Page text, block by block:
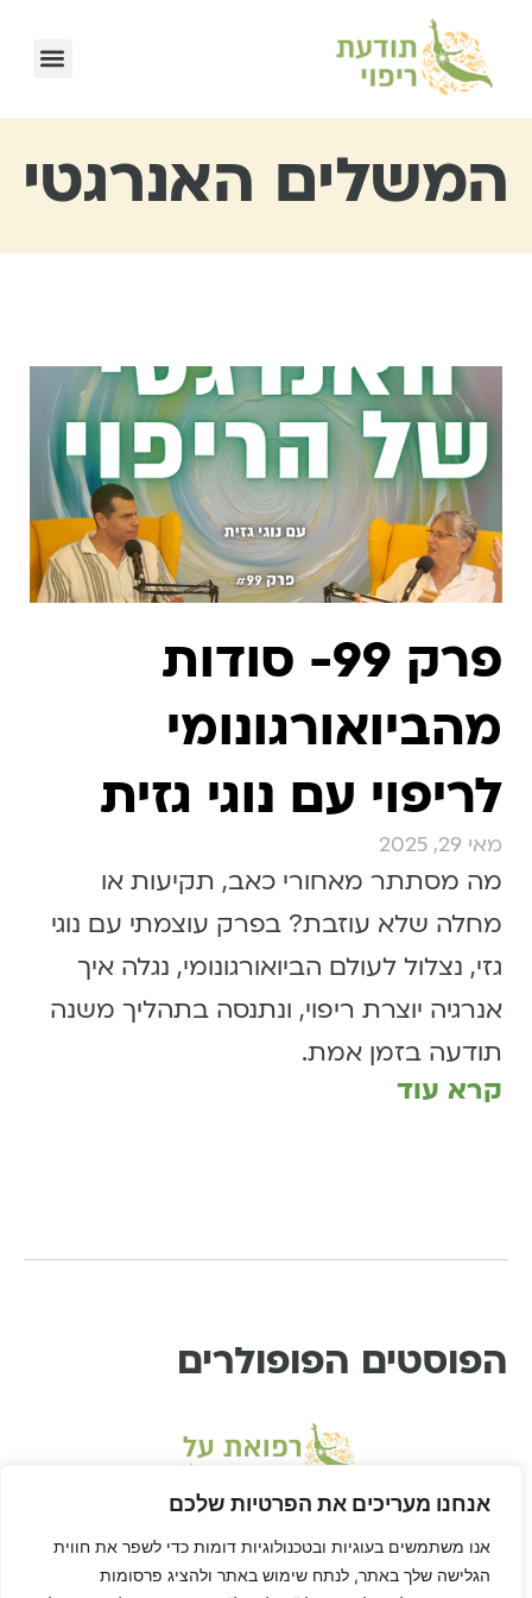
אנחנו מעריכים את הפרטיות שלכם
אנו משתמשים בעוגיות ובטכנולוגיות דומות כדי לשפר את חווית
הגלישה שלך באתר, לנתח שימוש באתר ולהציג פרסומות
המשלים האנרגטי
פרק 99- סודות
מהביואורגונומי
לריפוי עם נוגי גזית
מאי 29, 2025
מה מסתתר מאחורי כאב, תקיעות או
מחלה שלא עוזבת? בפרק עוצמתי עם נוגי
גזי, נצלול לעולם הביואורגונומי, נגלה איך
אנרגיה יוצרת ריפוי, ונתנסה בתהליך משנה
תודעה בזמן אמת.
קרא עוד
הפוסטים הפופולרים